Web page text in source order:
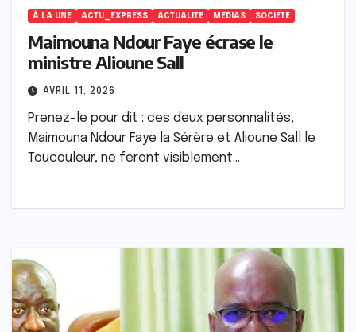
À LA UNE ACTU_EXPRESS ACTUALITE MEDIAS SOCIETE
Maimouna Ndour Faye écrase le
ministre Alioune Sall
AVRIL 11, 2026
Prenez-le pour dit : ces deux personnalités,
Maimouna Ndour Faye la Sérère et Alioune Sall le
Toucouleur, ne feront visiblement…